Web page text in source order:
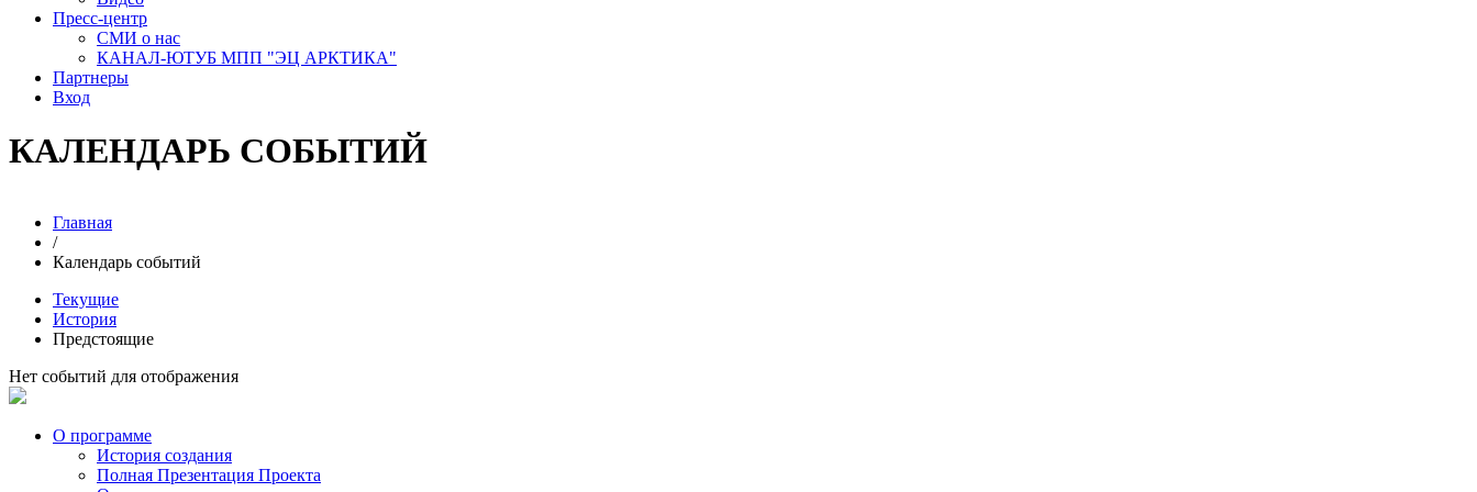
Пресс-центр
СМИ о нас
КАНАЛ-ЮТУБ МПП "ЭЦ АРКТИКА"
Партнеры
Вход
КАЛЕНДАРЬ СОБЫТИЙ
Главная
/
Календарь событий
Текущие
История
Предстоящие
Нет событий для отображения
О программе
История создания
Полная Презентация Проекта